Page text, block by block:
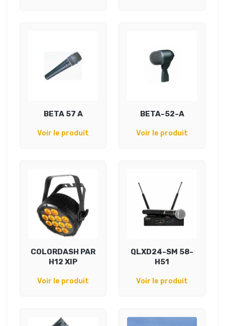
BETA 57 A
Voir le produit
BETA-52-A
Voir le produit
COLORDASH PAR
H12 XIP
Voir le produit
QLXD24-SM 58-
H51
Voir le produit